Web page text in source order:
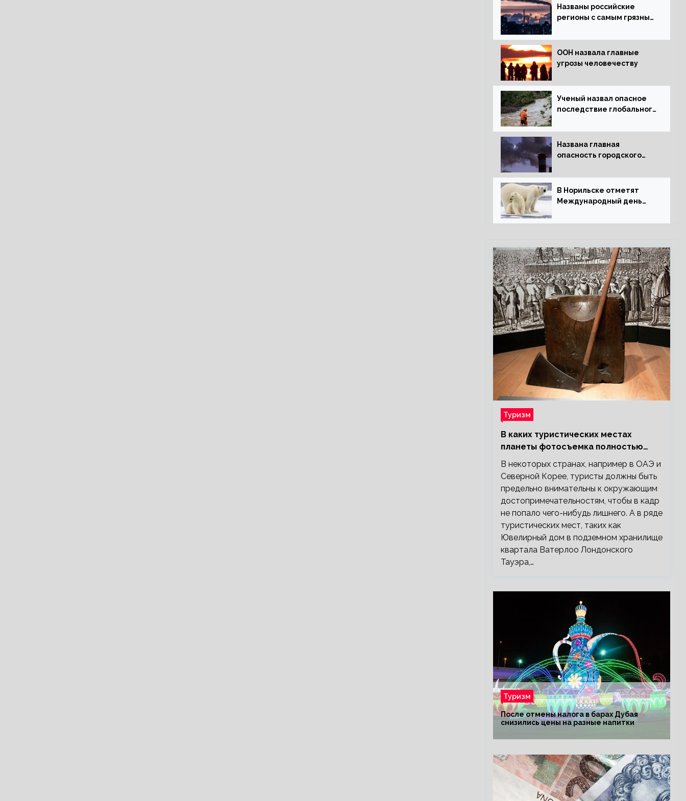
Названы российские
регионы с самым грязным
ООН назвала главные
угрозы человечеству
Ученый назвал опасное
последствие глобального
Названа главная
опасность городского
В Норильске отметят
Международный день
Туризм
В каких туристических местах
планеты фотосъемка полностью
запрещена?
В некоторых странах, например в ОАЭ и
Северной Корее, туристы должны быть
предельно внимательны к окружающим
достопримечательностям, чтобы в кадр
не попало чего-нибудь лишнего. А в ряде
туристических мест, таких как
Ювелирный дом в подземном хранилище
квартала Ватерлоо Лондонского
Тауэра,…
Туризм
После отмены налога в барах Дубая
снизились цены на разные напитки